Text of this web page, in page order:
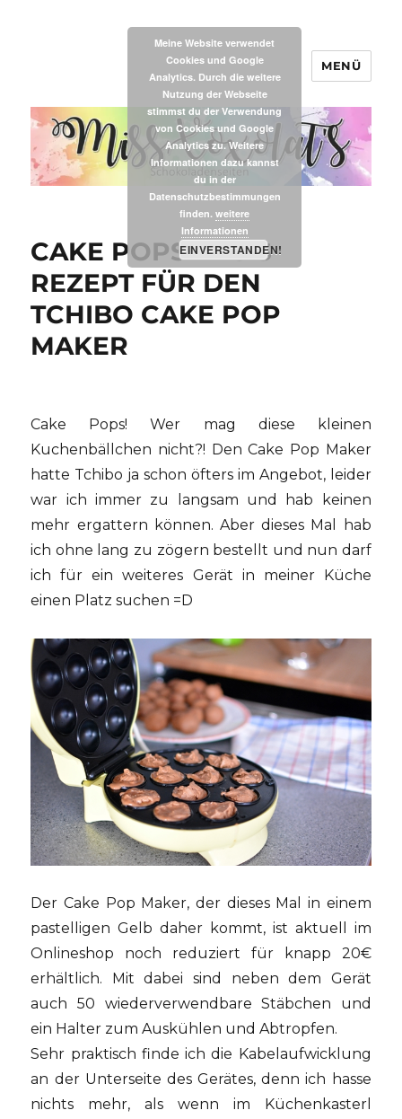
MissXoxolat's
MENÜ
CAKE POPS BASIS
REZEPT FÜR DEN
TCHIBO CAKE POP
MAKER
Cake Pops! Wer mag diese kleinen
Kuchenbällchen nicht?! Den Cake Pop Maker
hatte Tchibo ja schon öfters im Angebot, leider
war ich immer zu langsam und hab keinen
mehr ergattern können. Aber dieses Mal hab
ich ohne lang zu zögern bestellt und nun darf
ich für ein weiteres Gerät in meiner Küche
einen Platz suchen =D
Der Cake Pop Maker, der dieses Mal in einem
pastelligen Gelb daher kommt, ist aktuell im
Onlineshop noch reduziert für knapp 20€
erhältlich. Mit dabei sind neben dem Gerät
auch 50 wiederverwendbare Stäbchen und
ein Halter zum Auskühlen und Abtropfen.
Sehr praktisch finde ich die Kabelaufwicklung
an der Unterseite des Gerätes, denn ich hasse
nichts mehr, als wenn im Küchenkasterl
Meine Website verwendet
Cookies und Google
Analytics. Durch die weitere
Nutzung der Webseite
stimmst du der Verwendung
von Cookies und Google
Analytics zu. Weitere
Informationen dazu kannst
du in der
Datenschutzbestimmungen
finden. weitere
Informationen
EINVERSTANDEN!